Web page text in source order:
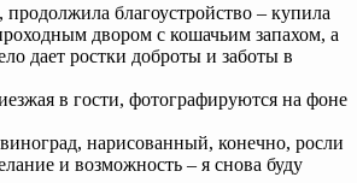
благоустройство – купила
двором с кошачьим запахом, а
дает ростки доброты и заботы в
в гости, фотографируются на фоне
нарисованный, конечно, росли
и возможность – я снова буду